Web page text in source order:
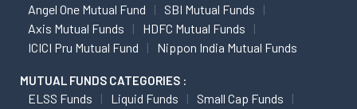
Angel One Mutual Fund
SBI Mutual Funds
Axis Mutual Funds
HDFC Mutual Funds
ICICI Pru Mutual Fund
Nippon India Mutual Funds
MUTUAL FUNDS CATEGORIES :
ELSS Funds Liquid Funds
Small Cap Funds